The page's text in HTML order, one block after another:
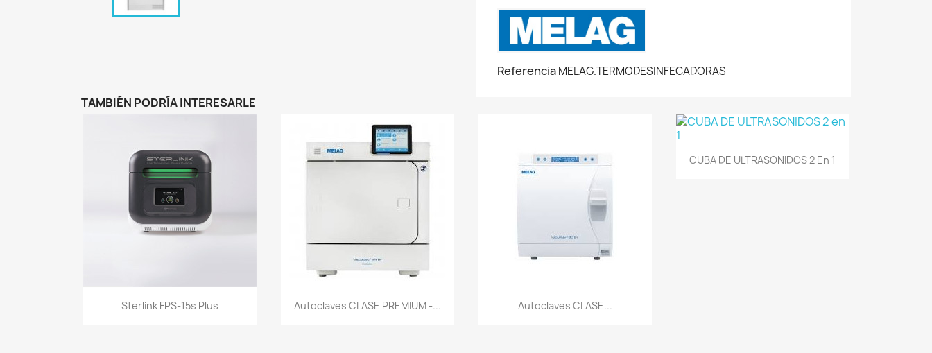
ReferenciaMELAG.TERMODESINFECADORAS
TAMBIÉN PODRÍA INTERESARLE
Vista rápida
Sterlink FPS-15s Plus Vista rápida
Autoclaves CLASE PREMIUM -... Vista rápida
Autoclaves CLASE...
 Vista rápida
CUBA DE ULTRASONIDOS 2 En 1